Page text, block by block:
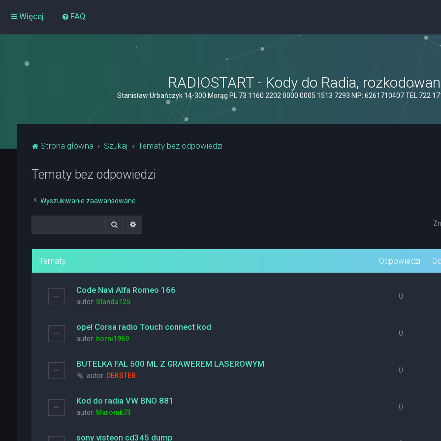
Więcej… FAQ
RADIOSTART - Kody do Radia,
Stanisław Urbańczyk 14-300 Morąg PL 73 1160 2202 0000 0005 1513 7293 NIP: 6261710407 TEL.722
Strona główna Szukaj Tematy bez odpowiedzi
Tematy bez odpowiedzi
Wyszukiwanie zaawansowane
Szukaj
Tematy Odpowiedzi
Code Navi Alfa Romeo 166
autor: Standa125
0
opel Corsa radio Touch connect kod
autor: horni1969
0
BUTELKA FAL 500 ML Z GRAWEREM LASEROWYM
autor: DEKSTER
0
Kod do radia VW BNO 881
autor: Maromk73
0
sony visteon cd345 dump